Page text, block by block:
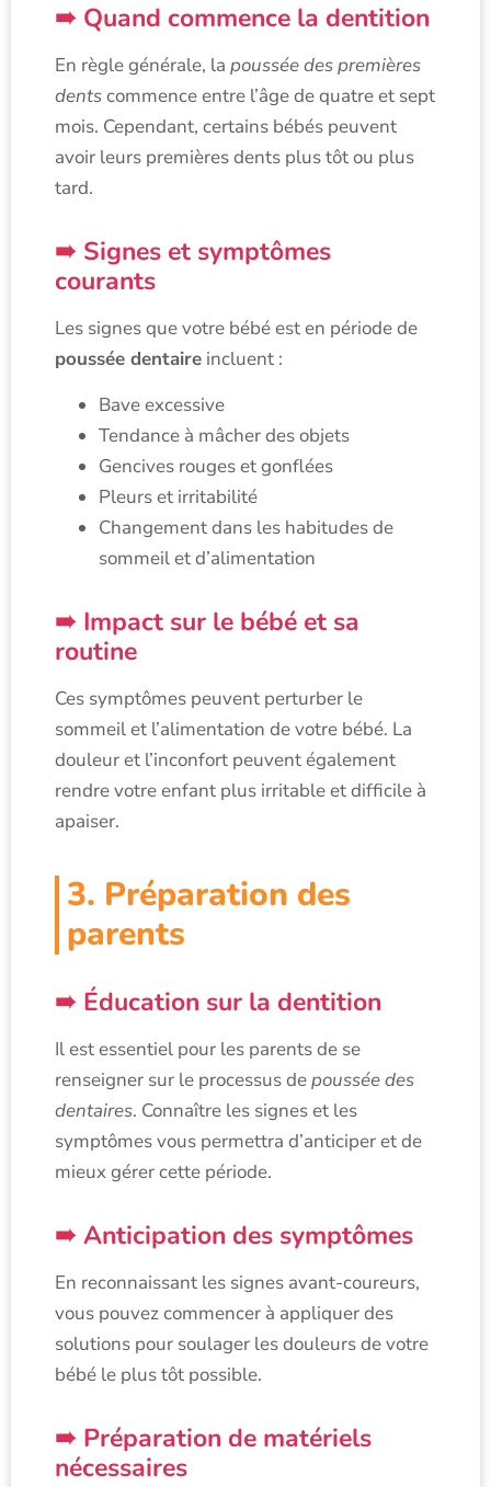
Quand commence la dentition
En règle générale, la poussée des premières
dentscommence entre l’âge de quatre et sept
mois. Cependant, certains bébés peuvent
avoir leurs premières dents plus tôt ou plus
tard.
Signes et symptômes
courants
Les signes que votre bébé est en période de
poussée dentaire incluent :
Bave excessive
Tendance à mâcher des objets
Gencives rouges et gonflées
Pleurs et irritabilité
Changement dans les habitudes de
sommeil et d’alimentation
Impact sur le bébé et sa
routine
Ces symptômes peuvent perturber le
sommeil et l’alimentation de votre bébé. La
douleur et l’inconfort peuvent également
rendre votre enfant plus irritable et difficile à
apaiser.
3. Préparation des
parents
Éducation sur la dentition
Il est essentiel pour les parents de se
renseigner sur le processus depoussée des
dentaires. Connaître les signes et les
symptômes vous permettra d’anticiper et de
mieux gérer cette période.
Anticipation des symptômes
En reconnaissant les signes avant-coureurs,
vous pouvez commencer à appliquer des
solutions pour soulager les douleurs de votre
bébé le plus tôt possible.
Préparation de matériels
nécessaires